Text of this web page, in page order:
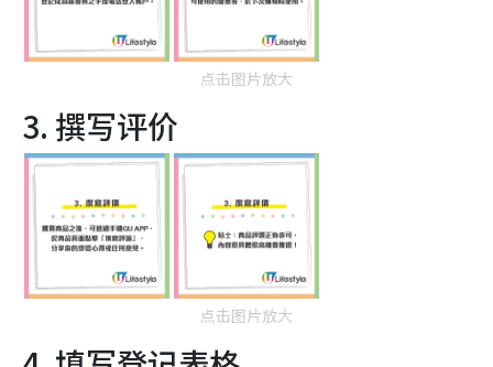
点击图片放大
3. 撰写评价
点击图片放大